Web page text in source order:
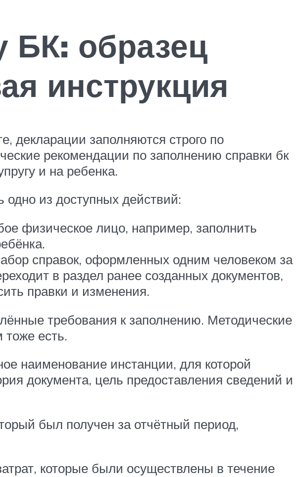
БК: образец
инструкция
декларации заполняются строго по
рекомендации по заполнению справки бк
и на ребенка.
одно из доступных действий:
физическое лицо, например, заполнить
справок, оформленных одним человеком за
в раздел ранее созданных документов,
правки и изменения.
требования к заполнению. Методические
есть.
наименование инстанции, для которой
документа, цель предоставления сведений и
был получен за отчётный период,
которые были осуществлены в течение